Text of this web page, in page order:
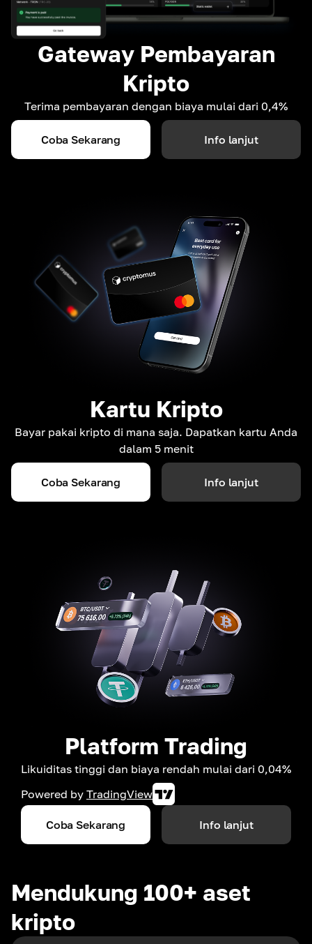
Gateway Pembayaran
Kripto
Terima pembayaran dengan biaya mulai dari 0,4%
Coba Sekarang Info lanjut
Kartu Kripto
Bayar pakai kripto di mana saja. Dapatkan kartu Anda
dalam 5 menit
Coba Sekarang Info lanjut
Platform Trading
Likuiditas tinggi dan biaya rendah mulai dari 0,04%
Powered by TradingView
Coba Sekarang Info lanjut
Mendukung 100+ aset
kripto